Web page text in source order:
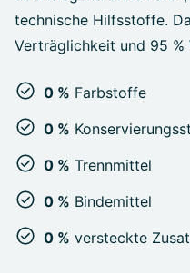
technische Hilfsstoffe.
Verträglichkeit und 95 %
0 % Farbstoffe
0 %
0 % Trennmittel
0 % Bindemittel
0 % versteckte